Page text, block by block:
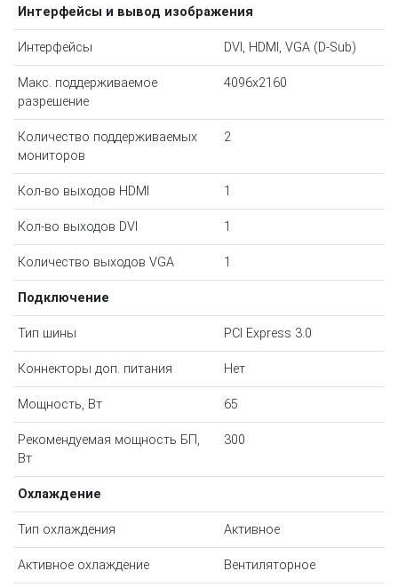
Интерфейсы и вывод изображения
Интерфейсы DVI, HDMI, VGA (D-Sub)
Макс. поддерживаемое
разрешение
4096x2160
Количество поддерживаемых
мониторов
2
Кол-во выходов HDMI 1
Кол-во выходов DVI 1
Количество выходов VGA 1
Подключение
Тип шины PCI Express 3.0
Коннекторы доп. питания Нет
Мощность, Вт 65
Рекомендуемая мощность БП,
Вт
300
Охлаждение
Тип охлаждения Активное
Активное охлаждение Вентиляторное